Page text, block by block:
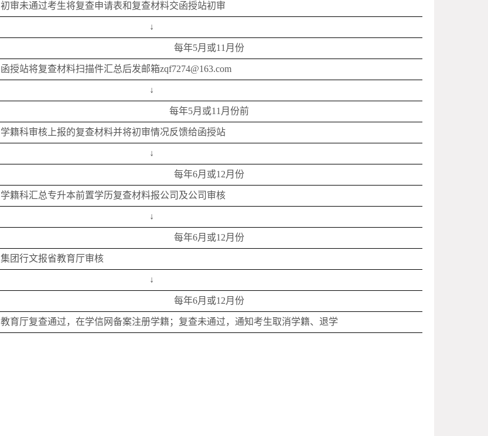
初审未通过考生将复查申请表和复查材料交函授站初审
↓
每年5月或1 1 月份
函授站将复查材料扫描件汇总后发邮箱zqf7274@163.com
↓
每年5月或11 月份前
学籍科审核上报的复查材料并将初审情况反馈给函授站
↓
每年6月或1 2月份
学籍科汇总专升本前置学历复查材料报公司及公司审核
↓
每年6月或1 2月份
集团行文报省教育厅审核
↓
每年6月或1 2月份
教育厅复查通过，在学信网备案注册学籍；复查未通过，通知考生取消学籍、退学